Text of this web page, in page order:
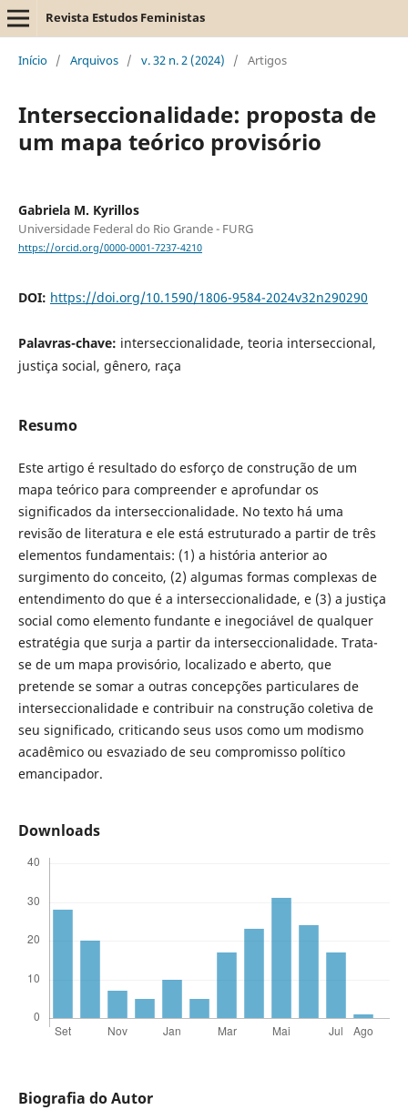
Revista Estudos Feministas
Início / Arquivos / v. 32 n. 2 (2024) / Artigos
Interseccionalidade: proposta de
um mapa teórico provisório
Gabriela M. Kyrillos
Universidade Federal do Rio Grande - FURG
https://orcid.org/0000-0001-7237-4210
DOI: https://doi.org/10.1590/1806-9584-2024v32n290290
Palavras-chave: interseccionalidade, teoria interseccional,
justiça social, gênero, raça
Resumo
Este artigo é resultado do esforço de construção de um
mapa teórico para compreender e aprofundar os
significados da interseccionalidade. No texto há uma
revisão de literatura e ele está estruturado a partir de três
elementos fundamentais: (1) a história anterior ao
surgimento do conceito, (2) algumas formas complexas de
entendimento do que é a interseccionalidade, e (3) a justiça
social como elemento fundante e inegociável de qualquer
estratégia que surja a partir da interseccionalidade. Trata-
se de um mapa provisório, localizado e aberto, que
pretende se somar a outras concepções particulares de
interseccionalidade e contribuir na construção coletiva de
seu significado, criticando seus usos como um modismo
acadêmico ou esvaziado de seu compromisso político
emancipador.
Downloads
Biografia do Autor